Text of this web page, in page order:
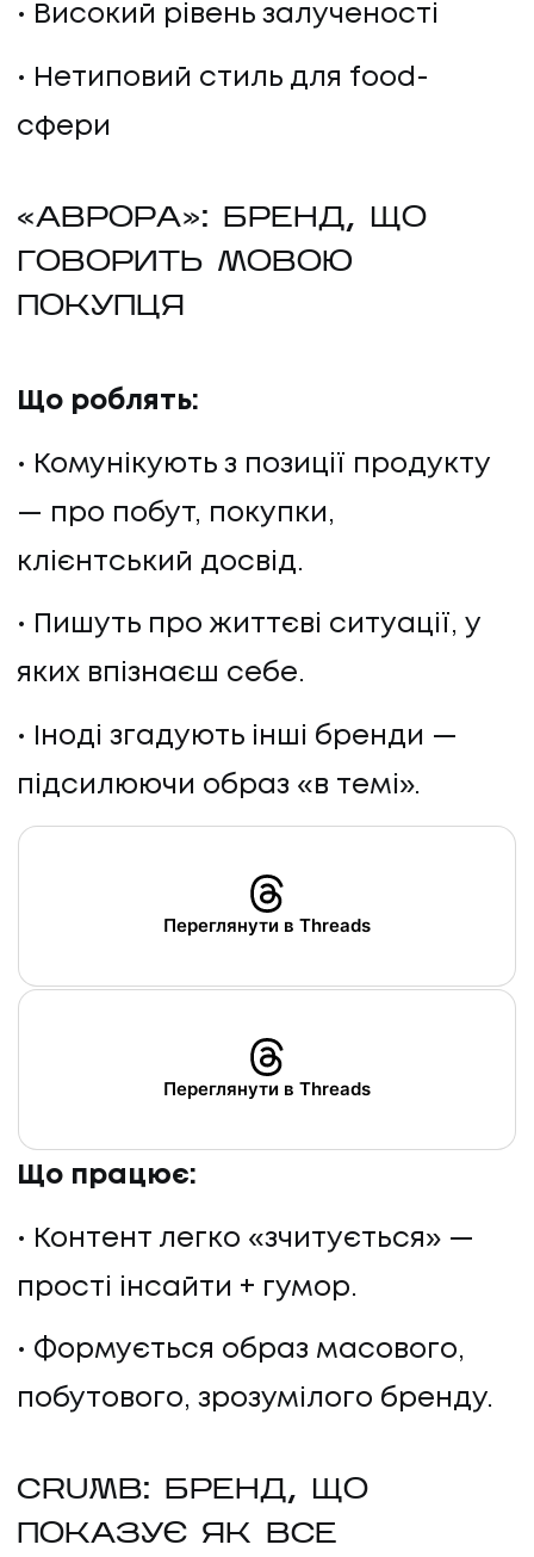
Високий рівень залученості
Нетиповий стиль для food-
сфери
«АВРОРА»: БРЕНД, ЩО
ГОВОРИТЬ МОВОЮ
ПОКУПЦЯ
Що роблять:
Комунікують з позиції продукту
— про побут, покупки,
клієнтський досвід.
Пишуть про життєві ситуації, у
яких впізнаєш себе.
Іноді згадують інші бренди —
підсилюючи образ «в темі».
Переглянути в Threads
Переглянути в Threads
Що працює:
Контент легко «зчитується» —
прості інсайти + гумор.
Формується образ масового,
побутового, зрозумілого бренду.
CRUMB: БРЕНД, ЩО
ПОКАЗУЄ ЯК ВСЕ
НАПИСАТИ НАМ
UA EN
UA EN